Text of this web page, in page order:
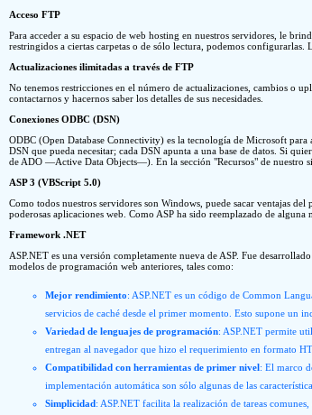
Acceso FTP
Para acceder a su espacio de web hosting en nuestros servidores, le
restringidos a ciertas carpetas o de sólo lectura, podemos configurarlas.
Actualizaciones ilimitadas a través de FTP
No tenemos restricciones en el número de actualizaciones, cambios o
contactarnos y hacernos saber los detalles de sus necesidades.
Conexiones ODBC (DSN)
ODBC (Open Database Connectivity) es la tecnología de Microsoft para
DSN que pueda necesitar; cada DSN apunta a una base de datos. Si
de ADO —Active Data Objects—). En la sección "Recursos" de nuestro
ASP 3 (VBScript 5.0)
Como todos nuestros servidores son Windows, puede sacar ventajas
poderosas aplicaciones web. Como ASP ha sido reemplazado de
Framework .NET
ASP.NET es una versión completamente nueva de ASP. Fue
modelos de programación web anteriores, tales como:
Mejor rendimiento: ASP.NET es un código de Common
servicios de caché desde el primer momento. Esto supone un
Variedad de lenguajes de programación: ASP.NET permite
entregan al navegador que hizo el requerimiento en formato
Compatibilidad con herramientas de primer nivel: El marco
implementación automática son sólo algunas de las
Simplicidad: ASP.NET facilita la realización de tareas